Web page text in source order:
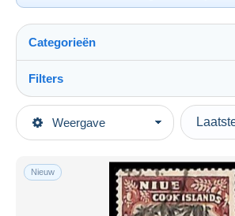
Weergave
Categorieën
Topcategorieën
Oceanië
Filters
Type verkopen
Actief
Vaste prijs
Veiling met biedingen
Veilingen zonder biedingen
Nieuw